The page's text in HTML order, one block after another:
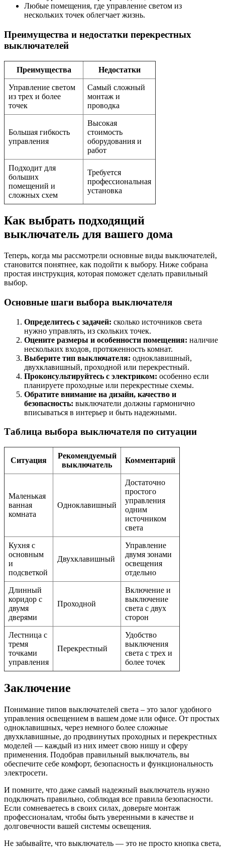
Любые помещения, где управление светом из
нескольких точек облегчает жизнь.
Преимущества и недостатки перекрестных
выключателей
Преимущества Недостатки
Управление светом
из трех и более
точек
Самый сложный
монтаж и
проводка
Большая гибкость
управления
Высокая
стоимость
оборудования и
работ
Подходит для
больших
помещений и
сложных схем
Требуется
профессиональная
установка
Как выбрать подходящий
выключатель для вашего дома
Теперь, когда мы рассмотрели основные виды выключателей,
становится понятнее, как подойти к выбору. Ниже собрана
простая инструкция, которая поможет сделать правильный
выбор.
Основные шаги выбора выключателя
Определитесь с задачей: сколько источников света
нужно управлять, из скольких точек.
Оцените размеры и особенности помещения: наличие
нескольких входов, протяженность комнат.
Выберите тип выключателя: одноклавишный,
двухклавишный, проходной или перекрестный.
Проконсультируйтесь с электриком: особенно если
планируете проходные или перекрестные схемы.
Обратите внимание на дизайн, качество и
безопасность: выключатели должны гармонично
вписываться в интерьер и быть надежными.
Таблица выбора выключателя по ситуации
Ситуация
Рекомендуемый
выключатель
Комментарий
Маленькая
ванная
комната
Одноклавишный
Достаточно
простого
управления
одним
источником
света
Кухня с
основным
и
подсветкой
Двухклавишный
Управление
двумя зонами
освещения
отдельно
Длинный
коридор с
двумя
дверями
Проходной
Включение и
выключение
света с двух
сторон
Лестница с
тремя
точками
управления
Перекрестный
Удобство
выключения
света с трех и
более точек
Заключение
Понимание типов выключателей света – это залог удобного
управления освещением в вашем доме или офисе. От простых
одноклавишных, через немного более сложные
двухклавишные, до продвинутых проходных и перекрестных
моделей — каждый из них имеет свою нишу и сферу
применения. Подобрав правильный выключатель, вы
обеспечите себе комфорт, безопасность и функциональность
электросети.
И помните, что даже самый надежный выключатель нужно
подключать правильно, соблюдая все правила безопасности.
Если сомневаетесь в своих силах, доверьте монтаж
профессионалам, чтобы быть уверенными в качестве и
долговечности вашей системы освещения.
Не забывайте, что выключатель — это не просто кнопка света,